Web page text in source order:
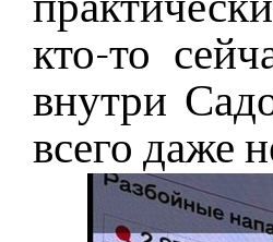
кто-то
внутри
всего даже